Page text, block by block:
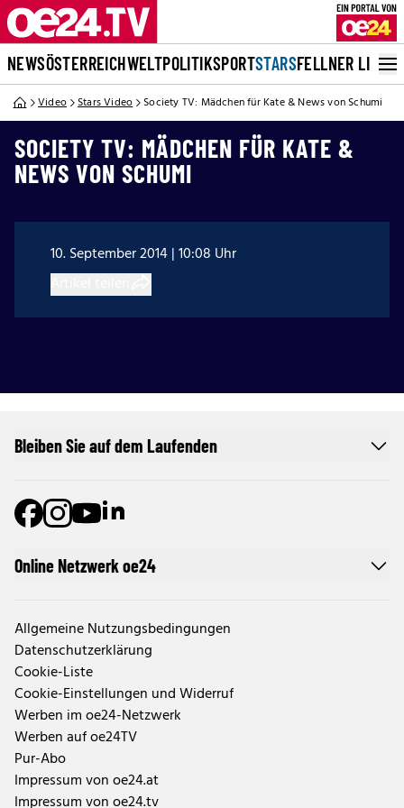
NEWSÖSTERREICHWELTPOLITIKSPORTSTARSFELLNER LIVE
Video Stars Video Society TV: Mädchen für Kate & News von Schumi
SOCIETY TV: MÄDCHEN FÜR KATE &
NEWS VON SCHUMI
10. September 2014 | 10:08 Uhr
Online Netzwerk oe24
Allgemeine Nutzungsbedingungen
Datenschutzerklärung
Cookie-Liste
Cookie-Einstellungen und Widerruf
Werben im oe24-Netzwerk
Werben auf oe24TV
Pur-Abo
Impressum von oe24.at
Impressum von oe24.tv
Bleiben Sie auf dem Laufenden